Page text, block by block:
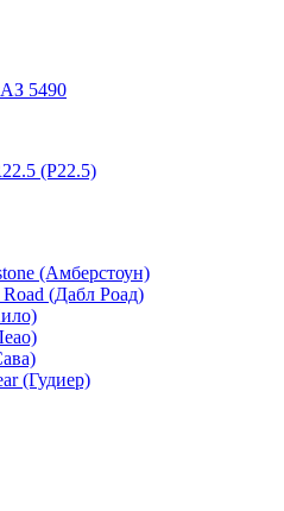
5490
(Р22.5)
(Амберстоун)
(Дабл Роад)
(Гудиер)